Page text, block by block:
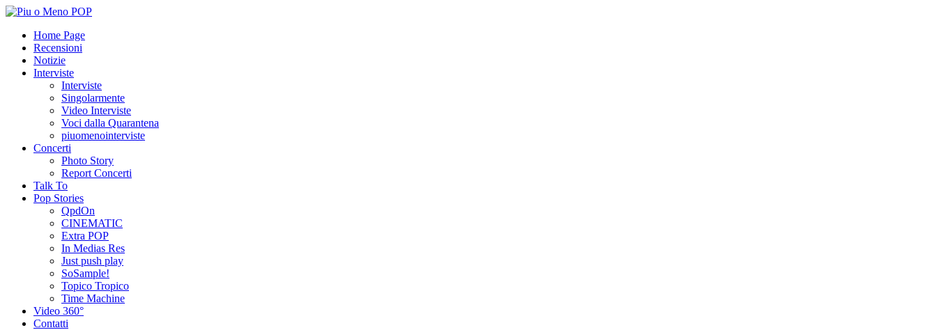
Home Page
Recensioni
Notizie
Interviste
Interviste
Singolarmente
Video Interviste
Voci dalla Quarantena
piuomenointerviste
Concerti
Photo Story
Report Concerti
Talk To
Pop Stories
QpdOn
CINEMATIC
Extra POP
In Medias Res
Just push play
SoSample!
Topico Tropico
Time Machine
Video 360°
Contatti